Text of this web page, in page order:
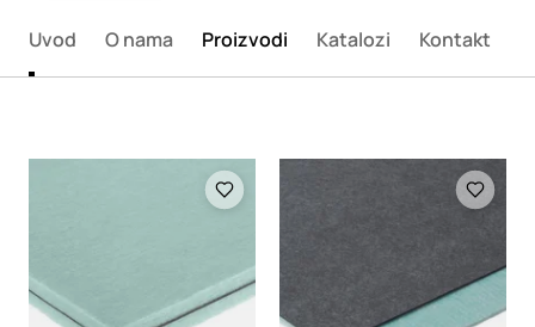
Uvod O nama Proizvodi Katalozi Kontakt
Loading